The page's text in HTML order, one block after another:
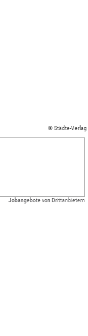
© Städte-Verlag
Jobangebote von Drittanbietern